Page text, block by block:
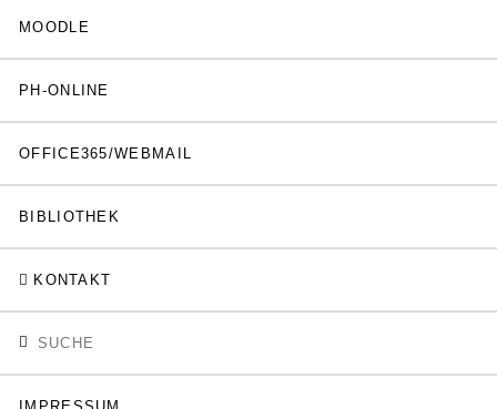
MOODLE
PH-ONLINE
OFFICE365/WEBMAIL
BIBLIOTHEK
KONTAKT